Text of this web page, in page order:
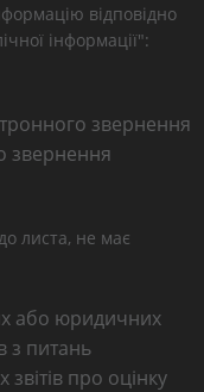
відповідно
інформації":
звернення
звернення
листа, не має
або юридичних
з питань
про оцінку